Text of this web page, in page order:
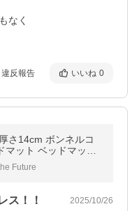
なく
違反報告 いいね 0
さ14cm ボンネルコ
ット ベッドマット
レス シングルマット
Future
ス！！ 2025/10/26